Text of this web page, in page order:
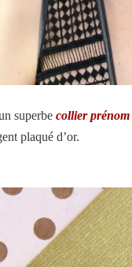
superbecollier prénom
plaqué d’or.